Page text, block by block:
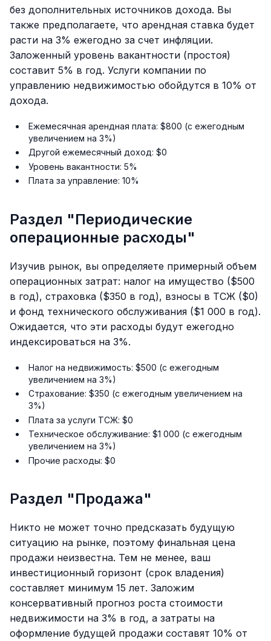
без дополнительных источников дохода. Вы
также предполагаете, что арендная ставка будет
расти на 3% ежегодно за счет инфляции.
Заложенный уровень вакантности (простоя)
составит 5% в год. Услуги компании по
управлению недвижимостью обойдутся в 10% от
дохода.
Ежемесячная арендная плата: $800 (с ежегодным
увеличением на 3%)
Другой ежемесячный доход: $0
Уровень вакантности: 5%
Плата за управление: 10%
Раздел "Периодические
операционные расходы"
Изучив рынок, вы определяете примерный объем
операционных затрат: налог на имущество ($500
в год), страховка ($350 в год), взносы в ТСЖ ($0)
и фонд технического обслуживания ($1 000 в год).
Ожидается, что эти расходы будут ежегодно
индексироваться на 3%.
Налог на недвижимость: $500 (с ежегодным
увеличением на 3%)
Страхование: $350 (с ежегодным увеличением на
3%)
Плата за услуги ТСЖ: $0
Техническое обслуживание: $1 000 (с ежегодным
увеличением на 3%)
Прочие расходы: $0
Раздел "Продажа"
Никто не может точно предсказать будущую
ситуацию на рынке, поэтому финальная цена
продажи неизвестна. Тем не менее, ваш
инвестиционный горизонт (срок владения)
составляет минимум 15 лет. Заложим
консервативный прогноз роста стоимости
недвижимости на 3% в год, а затраты на
оформление будущей продажи составят 10% от